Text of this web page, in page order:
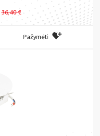
36,40 €
Pažymėti